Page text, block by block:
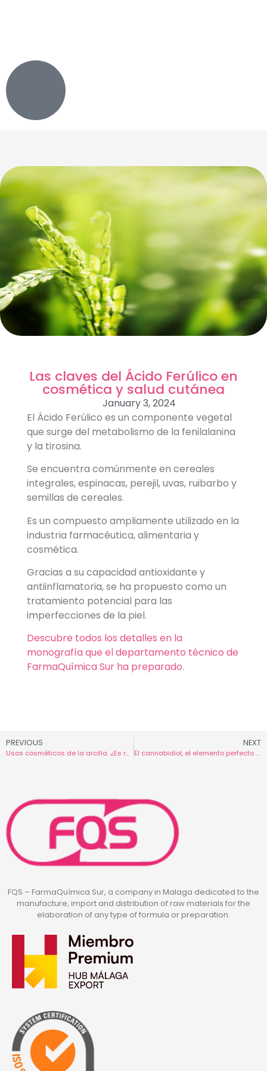
Las claves del Ácido Ferúlico en
cosmética y salud cutánea
January 3, 2024
El Ácido Ferúlico es un componente vegetal
que surge del metabolismo de la fenilalanina
y la tirosina.
Se encuentra comúnmente en cereales
integrales, espinacas, perejil, uvas, ruibarbo y
semillas de cereales.
Es un compuesto ampliamente utilizado en la
industria farmacéutica, alimentaria y
cosmética.
Gracias a su capacidad antioxidante y
antiinflamatoria, se ha propuesto como un
tratamiento potencial para las
imperfecciones de la piel.
Descubre todos los detalles en la
monografía que el departamento técnico de
FarmaQuímica Sur ha preparado.
PREVIOUS
Usos cosméticos de la arcilla. ¿Es recomendable para la piel?
NEXT
El cannabidiol, el elemento perfecto para tratar afecciones dermatológicas
FQS – FarmaQuímica Sur, a company in Malaga dedicated to the
manufacture, import and distribution of raw materials for the
elaboration of any type of formula or preparation.